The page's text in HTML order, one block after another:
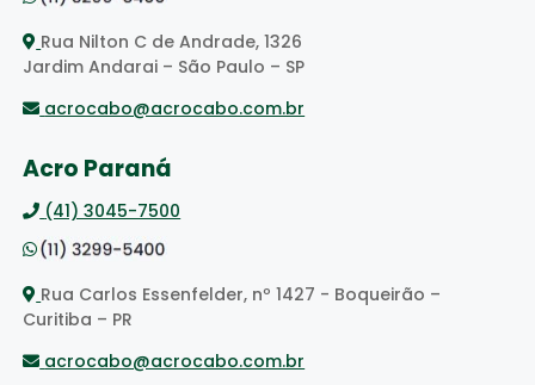
Rua Nilton C de Andrade, 1326
Jardim Andarai – São Paulo – SP
acrocabo@acrocabo.com.br
Acro Paraná
(41) 3045-7500
Rua Carlos Essenfelder, nº 1427 - Boqueirão –
Curitiba – PR
acrocabo@acrocabo.com.br